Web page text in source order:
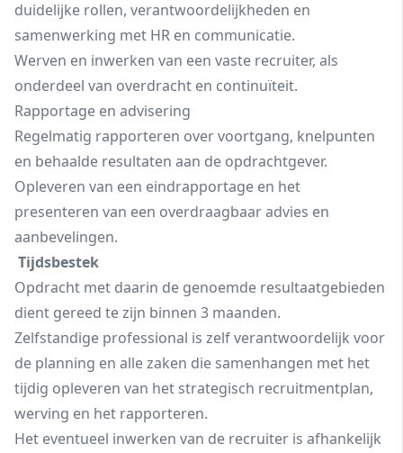
duidelijke rollen, verantwoordelijkheden en
samenwerking met HR en communicatie.
Werven en inwerken van een vaste recruiter, als
onderdeel van overdracht en continuïteit.
Rapportage en advisering
Regelmatig rapporteren over voortgang, knelpunten
en behaalde resultaten aan de opdrachtgever.
Opleveren van een eindrapportage en het
presenteren van een overdraagbaar advies en
aanbevelingen.
Tijdsbestek
Opdracht met daarin de genoemde resultaatgebieden
dient gereed te zijn binnen 3 maanden.
Zelfstandige professional is zelf verantwoordelijk voor
de planning en alle zaken die samenhangen met het
tijdig opleveren van het strategisch recruitmentplan,
werving en het rapporteren.
Het eventueel inwerken van de recruiter is afhankelijk